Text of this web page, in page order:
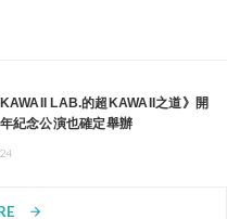
LAB.的超KAWAII之道》開
紀念公演也確定舉辦
arrow_forward